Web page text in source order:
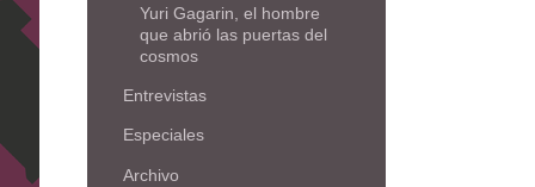
Yuri Gagarin, el hombre
que abrió las puertas del
cosmos
Entrevistas
Especiales
Archivo